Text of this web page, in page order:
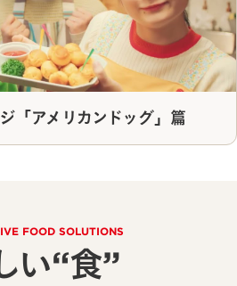
「アメリカンドッグ」篇
FOOD SOLUTIONS
い“食”